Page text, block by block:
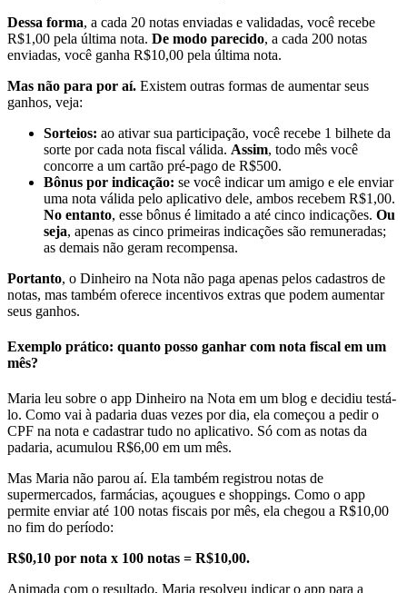
Dessa forma, a cada 20 notas enviadas e validadas, você recebe
R$1,00 pela última nota. De modo parecido, a cada 200 notas
enviadas, você ganha R$10,00 pela última nota.
Mas não para por aí. Existem outras formas de aumentar seus
ganhos, veja:
Sorteios: ao ativar sua participação, você recebe 1 bilhete da
sorte por cada nota fiscal válida. Assim, todo mês você
concorre a um cartão pré-pago de R$500.
Bônus por indicação: se você indicar um amigo e ele enviar
uma nota válida pelo aplicativo dele, ambos recebem R$1,00.
No entanto, esse bônus é limitado a até cinco indicações. Ou
seja, apenas as cinco primeiras indicações são remuneradas;
as demais não geram recompensa.
Portanto, o Dinheiro na Nota não paga apenas pelos cadastros de
notas, mas também oferece incentivos extras que podem aumentar
seus ganhos.
Exemplo prático: quanto posso ganhar com nota fiscal em um
mês?
Maria leu sobre o app Dinheiro na Nota em um blog e decidiu testá-
lo. Como vai à padaria duas vezes por dia, ela começou a pedir o
CPF na nota e cadastrar tudo no aplicativo. Só com as notas da
padaria, acumulou R$6,00 em um mês.
Mas Maria não parou aí. Ela também registrou notas de
supermercados, farmácias, açougues e shoppings. Como o app
permite enviar até 100 notas fiscais por mês, ela chegou a R$10,00
no fim do período:
R$0,10 por nota x 100 notas = R$10,00.
Animada com o resultado, Maria resolveu indicar o app para a